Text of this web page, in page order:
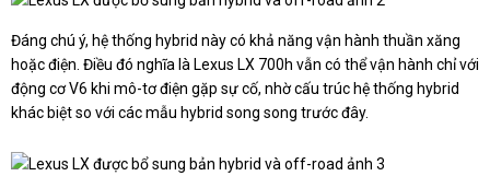
Đáng chú ý, hệ thống hybrid này có khả năng vận hành thuần xăng
hoặc điện. Điều đó nghĩa là Lexus LX 700h vẫn có thể vận hành chỉ với
động cơ V6 khi mô-tơ điện gặp sự cố, nhờ cấu trúc hệ thống hybrid
khác biệt so với các mẫu hybrid song song trước đây.